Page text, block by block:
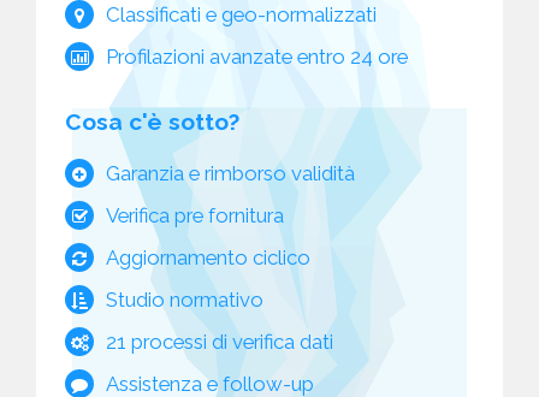
Classificati e geo-normalizzati
Profilazioni avanzate entro 24 ore
Cosa c'è sotto?
Garanzia e rimborso validità
Verifica pre fornitura
Aggiornamento ciclico
Studio normativo
21 processi di verifica dati
Assistenza e follow-up